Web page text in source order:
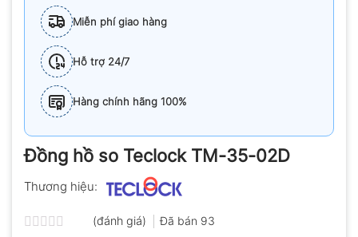
Miễn phí giao hàng
Hỗ trợ 24/7
Hàng chính hãng 100%
Đồng hồ so Teclock TM-35-02D
Thương hiệu:
(đánh giá) Đã bán 93